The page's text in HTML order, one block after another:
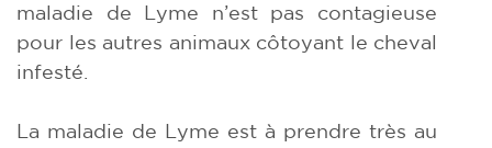
maladie de Lyme n’est pas contagieuse
pour les autres animaux côtoyant le cheval
infesté.
La maladie de Lyme est à prendre très au